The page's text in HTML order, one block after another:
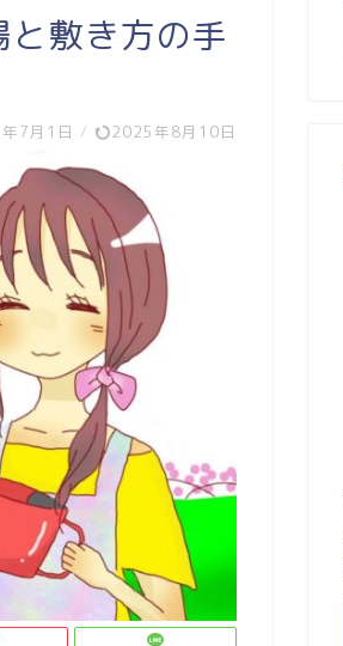
敷き方の手
7月1日 / 2025年8月10日